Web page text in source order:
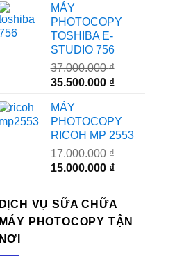
là:
24.000.000 ₫. là:
MÁY
PHOTOCOPY
TOSHIBA E-
STUDIO 756
37.000.000₫
Giá
là:
37.000.000 ₫.
35.500.000 ₫Giá
là:
35.500.000 ₫.
MÁY
PHOTOCOPY
RICOH MP 2553
17.000.000₫
Giá
17.000.000 ₫.
15.000.000 ₫Giá
là:
15.000.000 ₫.
DỊCH VỤ SỮA CHỮA
MÁY PHOTOCOPY TẬN
NƠI